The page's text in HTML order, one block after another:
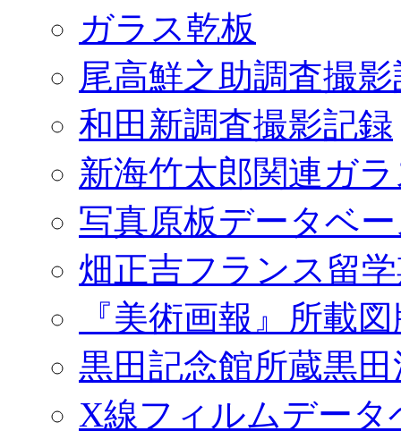
ガラス乾板
尾高鮮之助調査撮
和田新調査撮影記録
新海竹太郎関連ガ
写真原板データベ
畑正吉フランス留
『美術画報』所載
黒田記念館所蔵黒
X線フィルムデータ